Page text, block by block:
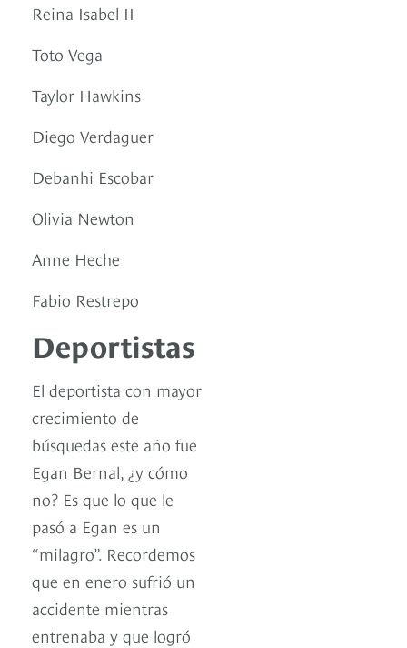
Reina Isabel II
Toto Vega
Taylor Hawkins
Diego Verdaguer
Debanhi Escobar
Olivia Newton
Anne Heche
Fabio Restrepo
Deportistas
El deportista con mayor
crecimiento de
búsquedas este año fue
Egan Bernal, ¿y cómo
no? Es que lo que le
pasó a Egan es un
“milagro”. Recordemos
que en enero sufrió un
accidente mientras
entrenaba y que logró